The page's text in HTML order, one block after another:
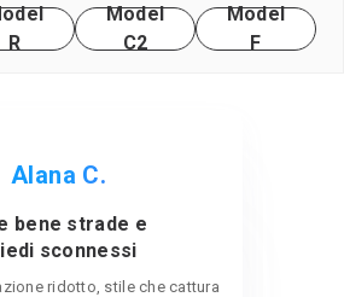
R
Model
C2
Model
F
Alana C.
bene strade e
sconnessi
ridotto, stile che cattura